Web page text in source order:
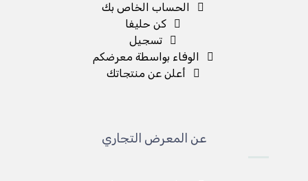
الحساب الخاص بك
كن حليفا
تسجيل
الوفاء بواسطة معرضكم
أعلن عن منتجاتك
عن المعرض التجاري